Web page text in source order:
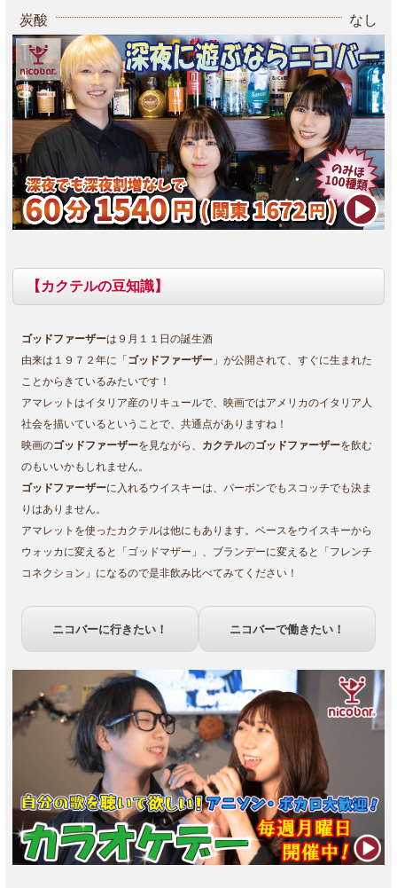
炭酸 なし
【カクテルの豆知識】
ゴッドファーザーは９月１１日の誕生酒
由来は１９７２年に「ゴッドファーザー 」が公開されて、すぐに生まれた
ことからきているみたいです！
アマレットはイタリア産のリキュールで、映画ではアメリカのイタリア人
社会を描いているということで、共通点がありますね！
映画のゴッドファーザーを見ながら、 カクテルのゴッドファーザーを飲む
のもいいかもしれません。
ゴッドファーザーに入れるウイスキーは、バーボンでもスコッチでも決ま
りはありません。
アマレットを使ったカクテルは他にもあります。ベースをウイスキーから
ウォッカに変えると「ゴッドマザー」、ブランデーに変えると「フレンチ
コネクション」になるので是非飲み比べてみてください！
ニコバーに行きたい！ ニコバーで働きたい！